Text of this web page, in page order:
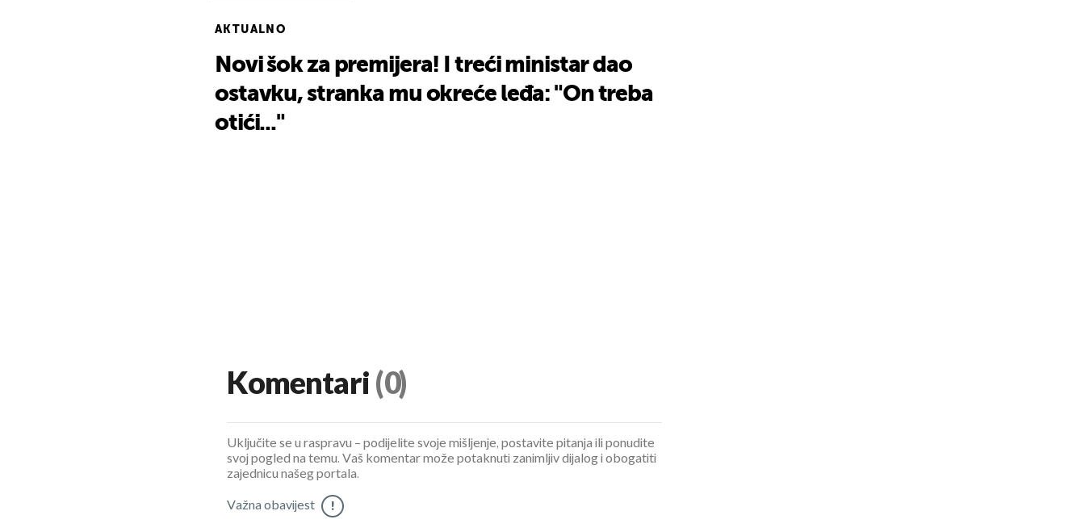
AKTUALNO
Novi šok za premijera! I treći ministar dao
ostavku, stranka mu okreće leđa: "On treba
otići..."
Komentari (0)
Uključite se u raspravu – podijelite svoje mišljenje, postavite pitanja ili ponudite
svoj pogled na temu. Vaš komentar može potaknuti zanimljiv dijalog i obogatiti
zajednicu našeg portala.
Važna obavijest !